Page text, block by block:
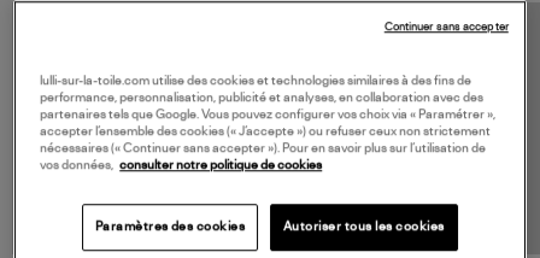
lulli-sur-la-toile.com utilise des cookies et technologies similaires à des fins de
performance, personnalisation, publicité et analyses, en collaboration avec des
partenaires tels que Google. Vous pouvez configurer vos choix via « Paramétrer »,
accepter l’ensemble des cookies (« J’accepte ») ou refuser ceux non strictement
nécessaires (« Continuer sans accepter »). Pour en savoir plus sur l’utilisation de
vos données, consulter notre politique de cookies
Paramètres des cookies Autoriser tous les cookies
Continuer sans accepter